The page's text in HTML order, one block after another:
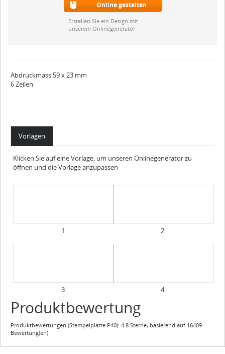
Online gestalten
Erstellen Sie ein Design mit
unserem Onlinegenerator
Abdruckmass 59 x 23 mm
6 Zeilen
Vorlagen
Klicken Sie auf eine Vorlage, um unseren Onlinegenerator zu
öffnen und die Vorlage anzupassen
1 2
3 4
Produktbewertung
Produktbewertungen (Stempelplatte P40): 4.8 Sterne, basierend auf 16409
Bewertung(en)